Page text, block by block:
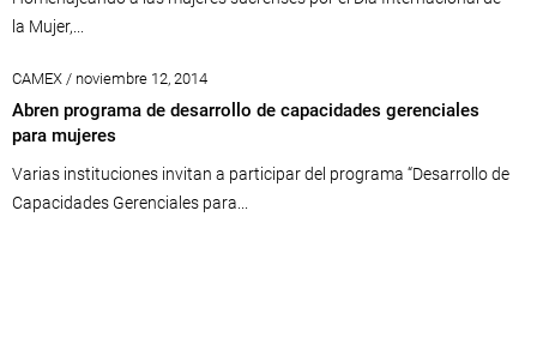
la Mujer,...
CAMEX / noviembre 12, 2014
Abren programa de desarrollo de capacidades gerenciales
para mujeres
Varias instituciones invitan a participar del programa “Desarrollo de
Capacidades Gerenciales para...